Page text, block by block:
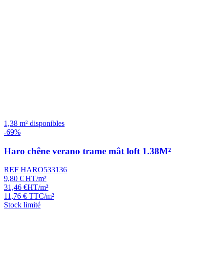
1,38 m² disponibles
-69%
Haro chêne verano trame mât loft 1.38M²
REF HARO533136
9,80 € HT/m²
31,46 €HT/m²
11,76 € TTC/m²
Stock limité